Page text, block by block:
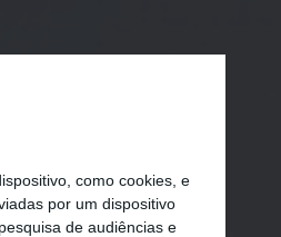
como cookies, e
por um dispositivo
de audiências e